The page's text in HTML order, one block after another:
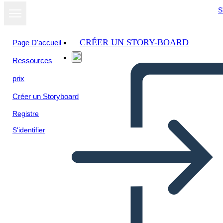
Page D'accueil
Ressources
prix
Créer un Storyboard
Registre
S'identifier
CRÉER UN STORY-BOARD